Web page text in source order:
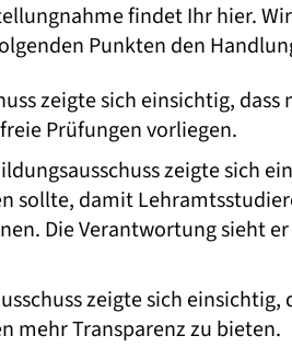
findet Ihr hier.
Punkten den
zeigte sich einsichtig,
Prüfungen vorliegen.
zeigte sich
sollte, damit
Die Verantwortung sieht
zeigte sich
mehr Transparenz zu bieten.